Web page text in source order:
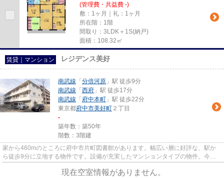
(管理費・共益費 -)
敷：1ヶ月｜礼：1ヶ月
所在階：1階
間取り：3LDK＋1S(納戸)
面積：108.32㎡
賃貸｜マンション レジデンス美好
南武線 「 分倍河原 」駅 徒歩9分
南武線 「 西府 」駅 徒歩17分
南武線 「 府中本町 」駅 徒歩22分
東京都府中市美好町 ２丁目
-
築年数：築50年
階数：3階建
家から460mのところに府中市片町図書館があります。幅広い層に好評な、駅か
ら徒歩9分に立地する物件です。設備が充実したマンションタイプの物件。今か
現在空室情報がありません。